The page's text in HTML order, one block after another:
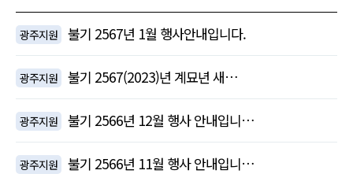
광주지원 불기 2567년 1월 행사안내입니다.
광주지원 불기 2567(2023)년 계묘년 새…
광주지원 불기 2566년 12월 행사 안내입니…
광주지원 불기 2566년 11월 행사 안내입니…